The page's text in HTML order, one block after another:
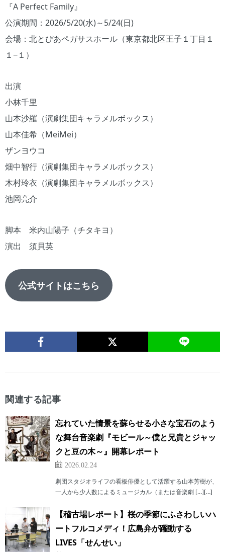
『A Perfect Family』
公演期間：2026/5/20(水)～5/24(日)
会場：北とぴあペガサスホール（東京都北区王子１丁目１
１−１）
出演
小林千里
山本沙羅（演劇集団キャラメルボックス）
山本佳希（MeiMei）
ザンヨウコ
畑中智行（演劇集団キャラメルボックス）
木村玲衣（演劇集団キャラメルボックス）
池岡亮介
脚本 米内山陽子（チタキヨ）
演出 須貝英
公式サイトはこちら
関連する記事
忘れていた情景を蘇らせる小さな宝石のよう
な舞台音楽劇『モビール～僕と兄貴とジャッ
クと豆の木～』開幕レポート
2026.02.24
劇団スタジオライフの看板俳優として活躍する山本芳樹が、
一人から少人数によるミュージカル（または音楽劇 […][…]
【稽古場レポート】桜の季節にふさわしいハ
ートフルコメディ！広島弁が躍動する
LIVES「せんせい」